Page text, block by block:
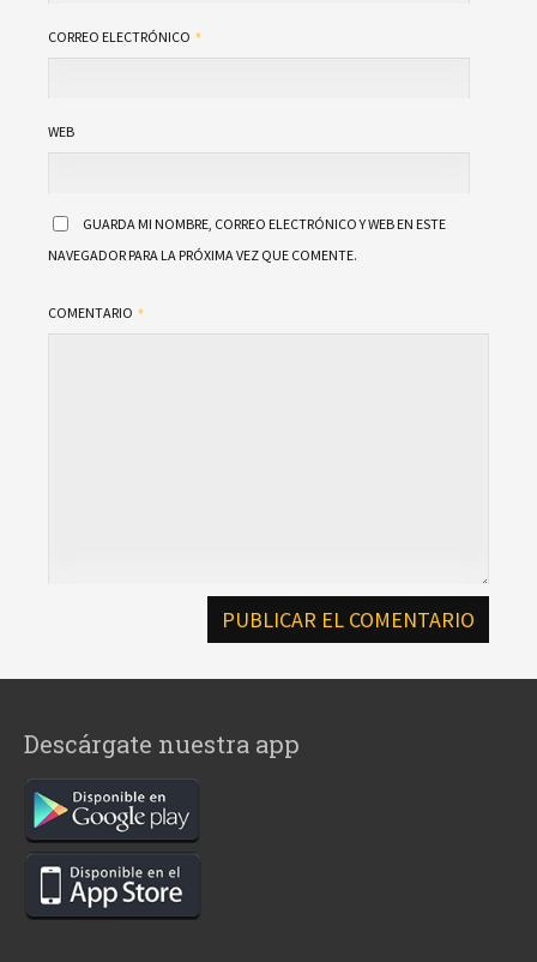
CORREO ELECTRÓNICO
WEB
GUARDA MI NOMBRE, CORREO ELECTRÓNICO Y WEB EN ESTE
NAVEGADOR PARA LA PRÓXIMA VEZ QUE COMENTE.
COMENTARIO
Descárgate nuestra app